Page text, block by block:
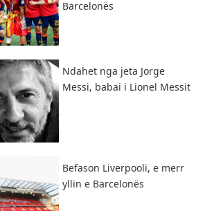
Barcelonës
Ndahet nga jeta Jorge
Messi, babai i Lionel Messit
Befason Liverpooli, e merr
yllin e Barcelonës